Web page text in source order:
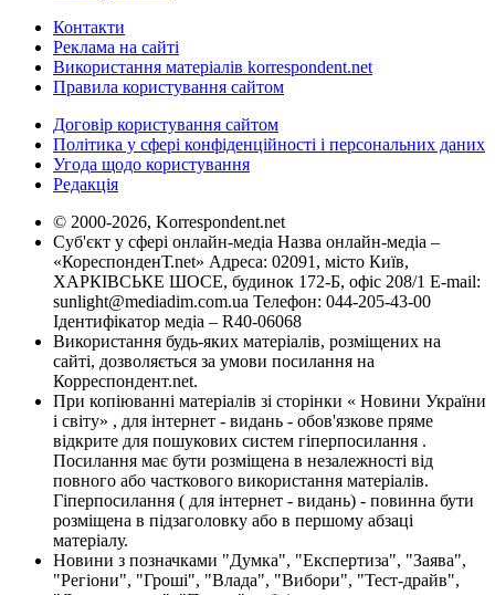
Контакти
Реклама на сайті
Використання матеріалів korrespondent.net
Правила користування сайтом
Договір користування сайтом
Політика у сфері конфіденційності і персональних даних
Угода щодо користування
Редакція
© 2000-2026, Korrespondent.net
Суб'єкт у сфері онлайн-медіа Назва онлайн-медіа –
«КореспонденТ.net» Адреса: 02091, місто Київ,
ХАРКІВСЬКЕ ШОСЕ, будинок 172-Б, офіс 208/1 E-mail:
sunlight@mediadim.com.ua Телефон: 044-205-43-00
Ідентифікатор медіа – R40-06068
Використання будь-яких матеріалів, розміщених на
сайті, дозволяється за умови посилання на
Корреспондент.net.
При копіюванні матеріалів зі сторінки « Новини України
і світу» , для інтернет - видань - обов'язкове пряме
відкрите для пошукових систем гіперпосилання .
Посилання має бути розміщена в незалежності від
повного або часткового використання матеріалів.
Гіперпосилання ( для інтернет - видань) - повинна бути
розміщена в підзаголовку або в першому абзаці
матеріалу.
Новини з позначками "Думка", "Експертиза", "Заява",
"Регіони", "Гроші", "Влада", "Вибори", "Тест-драйв",